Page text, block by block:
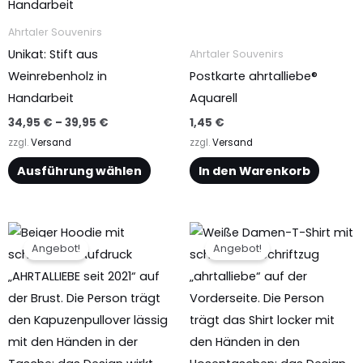
Ahrtaler Souvenirs
Unikat: Stift aus
Weinrebenholz in
Handarbeit
34,95 € – 39,95 €
zzgl.Versand
Ausführung wählen
weist
mehrere
Varianten
auf.
Die
Optionen
können
auf
der
gewählt
werden
Ahrtaler Souvenirs
Postkarte ahrtalliebe®
Aquarell
1,45 €
zzgl.Versand
In den Warenkorb
Angebot!
Ursprünglicher
Preis
war:
37,95 €
Aktueller
ist:
34,50 €.
Dieses
Produkt
weist
mehrere
Varianten
auf.
Angebot!
Ursprünglicher
Preis
war:
19,95 €
Aktueller
ist:
13,50 €.
Dieses
Produkt
weist
mehrere
Varianten
auf.